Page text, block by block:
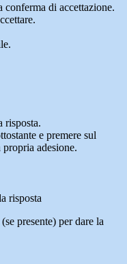
conferma di accettazione.
risposta.
e premere sul
adesione.
risposta
presente) per dare la